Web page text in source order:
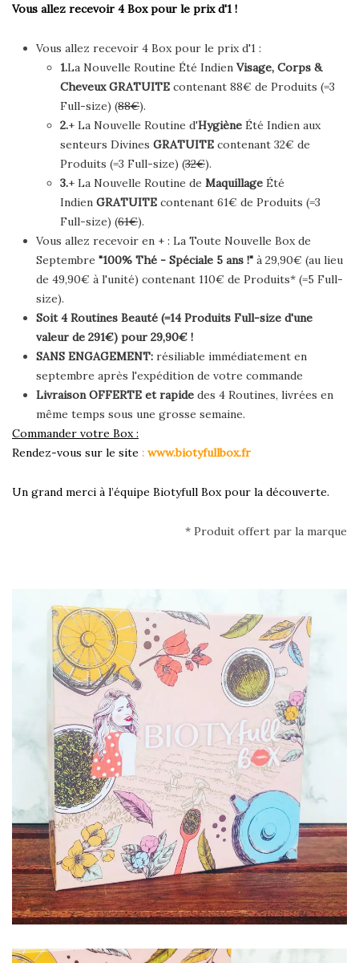
Vous allez recevoir 4 Box pour le prix d'1 !
Vous allez recevoir 4 Box pour le prix d'1 :
1.La Nouvelle Routine Été Indien Visage, Corps &
CheveuxGRATUITE contenant 88€ de Produits (=3
Full-size) (88€).
2.+ La Nouvelle Routine d'Hygiène Été Indien aux
senteurs Divines GRATUITE contenant 32€ de
Produits (=3 Full-size) (32€).
3.+ La Nouvelle Routine de Maquillage Été
Indien GRATUITE contenant 61€ de Produits (=3
Full-size) (61€).
Vous allez recevoir en + : La Toute Nouvelle Box de
Septembre "100% Thé - Spéciale 5 ans !" à 29,90€ (au lieu
de 49,90€ à l'unité) contenant 110€ de Produits* (=5 Full-
size).
Soit 4 Routines Beauté (=14 Produits Full-size d'une
valeur de 291€) pour 29,90€ !
SANS ENGAGEMENT: résiliable immédiatement en
septembre après l'expédition de votre commande
Livraison OFFERTE et rapide des 4 Routines, livrées en
même temps sous une grosse semaine.
Commander votre Box :
Rendez-vous sur le site : www.biotyfullbox.fr
Un grand merci à l’équipe Biotyfull Box pour la découverte.
* Produit offert par la marque